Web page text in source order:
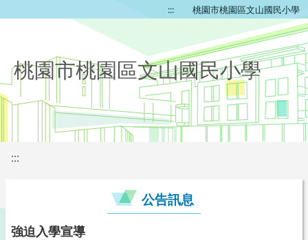
::: 桃園市桃園區文山國民小學
桃園市桃園區文山國民小學
:::
公告訊息
強迫入學宣導